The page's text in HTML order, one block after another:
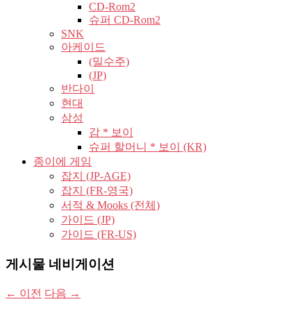
CD-Rom2
슈퍼 CD-Rom2
SNK
아케이드
(밀수주)
(JP)
반다이
현대
삼성
감 * 보이
슈퍼 할머니 * 보이 (KR)
종이에 게임
잡지 (JP-AGE)
잡지 (FR-영국)
서적 & Mooks (전체)
가이드 (JP)
가이드 (FR-US)
게시물 네비게이션
← 이전 다음 →